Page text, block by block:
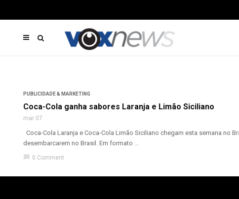
PUBLICIDADE & MARKETING
Coca-Cola ganha sabores Laranja e Limão Siciliano
mar 07
Coca-Cola Laranja e Coca-Cola Limão Siciliano chegam esta semana
desembarcarem no Brasil. Em formato ...
chat_bubble 0 Comment